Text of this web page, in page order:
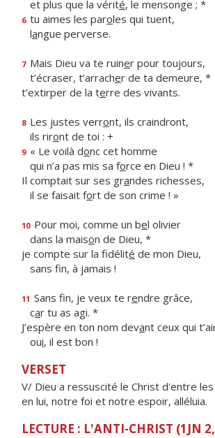
et plus que la vérité, le mensonge ; *
6 tu aimes les paroles qui tuent,
langue perverse.
7 Mais Dieu va te ruiner pour toujours,
t’écraser, t’arracher de ta demeure, *
t’extirper de la terre des vivants.
8 Les justes verront, ils craindront,
ils riront de toi : +
9 « Le voilà donc cet homme
qui n’a pas mis sa force en Dieu ! *
Il comptait sur ses grandes richesses,
il se faisait fort de son crime ! »
10 Pour moi, comme un bel olivier
dans la maison de Dieu, *
je compte sur la fidélité de mon Dieu,
sans fn, à jamais !
11 Sans fin, je veux te rendre grâce,
car tu as agi. *
J’espère en ton nom devant ceux qui
oui, il est bon !
VERSET
V/ Dieu a ressuscité le Christ d'entre
en lui, notre foi et notre espoir, alléluia.
LECTURE : L'ANTI-CHRIST (1JN